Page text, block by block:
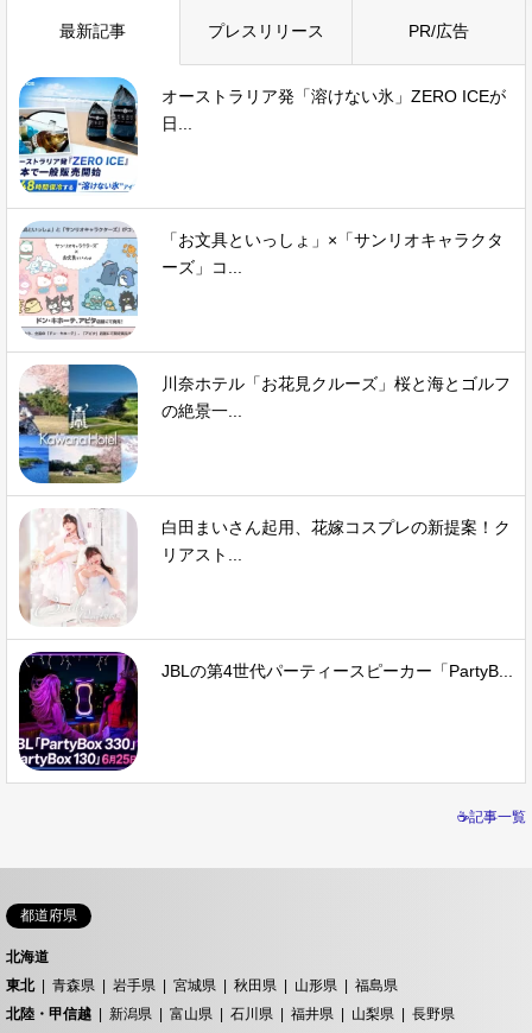
最新記事 プレスリリース PR/広告
オーストラリア発「溶けない氷」ZERO ICEが
日...
「お文具といっしょ」×「サンリオキャラクタ
ーズ」コ...
川奈ホテル「お花見クルーズ」桜と海とゴルフ
の絶景一...
白田まいさん起用、花嫁コスプレの新提案！ク
リアスト...
JBLの第4世代パーティースピーカー「PartyB...
☕記事一覧
都道府県
北海道
東北
青森県 岩手県 宮城県 秋田県 山形県
福島県
北陸・甲信越
新潟県 富山県 石川県 福井県 山梨県
長野県